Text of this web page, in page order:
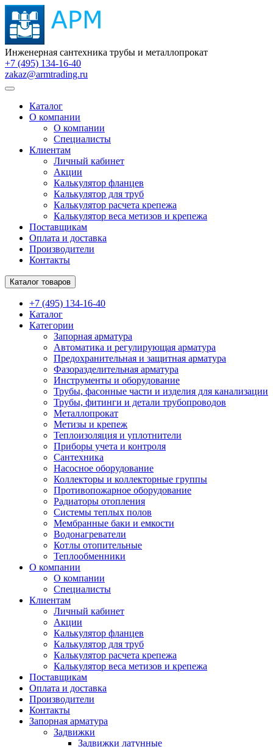
Инженерная сантехника трубы и металлопрокат
+7 (495) 134-16-40
zakaz@armtrading.ru
Каталог
О компании
О компании
Специалисты
Клиентам
Личный кабинет
Акции
Калькулятор фланцев
Калькулятор для труб
Калькулятор расчета крепежа
Калькулятор веса метизов и крепежа
Поставщикам
Оплата и доставка
Производители
Контакты
Каталог товаров
+7 (495) 134-16-40
Каталог
Категории
Запорная арматура
Автоматика и регулирующая арматура
Предохранительная и защитная арматура
Фазоразделительная арматура
Инструменты и оборудование
Трубы, фасонные части и изделия для канализации
Трубы, фитинги и детали трубопроводов
Металлопрокат
Метизы и крепеж
Теплоизоляция и уплотнители
Приборы учета и контроля
Сантехника
Насосное оборудование
Коллекторы и коллекторные группы
Противопожарное оборудование
Радиаторы отопления
Системы теплых полов
Мембранные баки и емкости
Водонагреватели
Котлы отопительные
Теплообменники
О компании
О компании
Специалисты
Клиентам
Личный кабинет
Акции
Калькулятор фланцев
Калькулятор для труб
Калькулятор расчета крепежа
Калькулятор веса метизов и крепежа
Поставщикам
Оплата и доставка
Производители
Контакты
Запорная арматура
Задвижки
Задвижки латунные